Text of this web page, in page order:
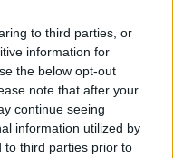
to third parties, or
information for
the below opt-out
note that after your
continue seeing
information utilized by
to third parties prior to
sito o
Gallura
Gallura